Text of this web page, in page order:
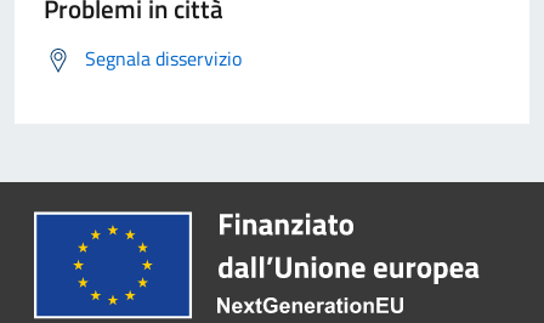
Problemi in città
Segnala disservizio